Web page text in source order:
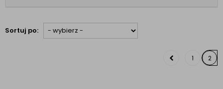
Sortuj po:
1 2